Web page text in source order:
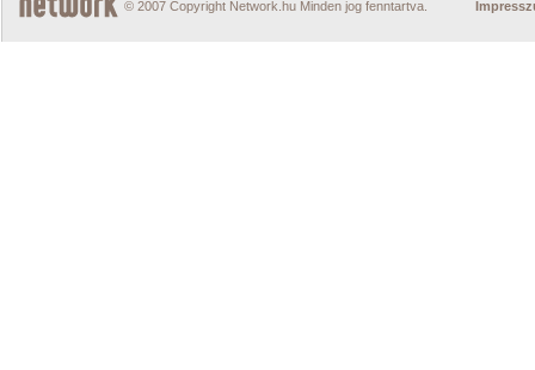
© 2007 Copyright Network.hu Minden jog fenntartva.